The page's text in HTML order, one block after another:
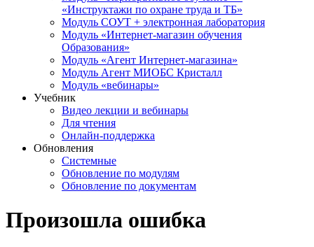
«Инструктажи по охране труда и ТБ»
Модуль СОУТ + электронная лаборатория
Модуль «Интернет-магазин обучения
Образования»
Модуль «Агент Интернет-магазина»
Модуль Агент МИОБС Кристалл
Модуль «вебинары»
Учебник
Видео лекции и вебинары
Для чтения
Онлайн-поддержка
Обновления
Системные
Обновление по модулям
Обновление по документам
Произошла ошибка